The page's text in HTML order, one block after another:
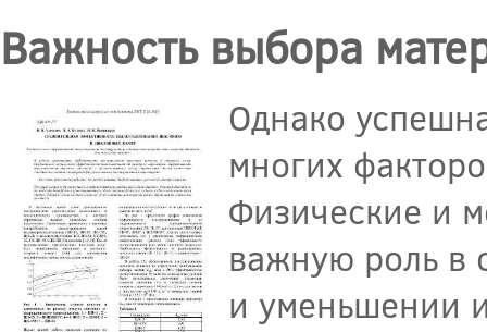
Важность выбора
Однако
многих
Физические и
важную роль в
и уменьшении